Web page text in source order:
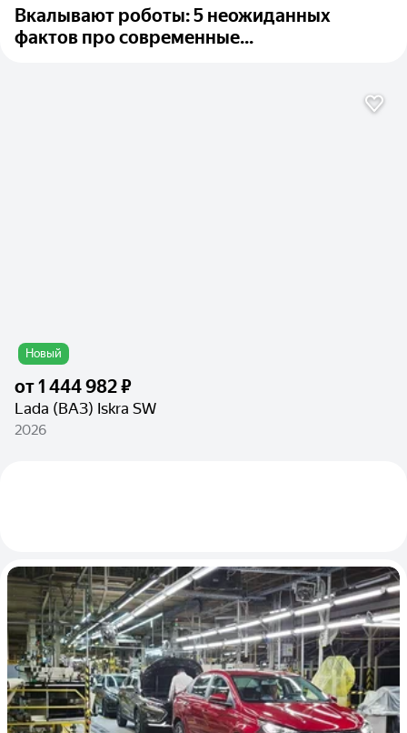
Вкалывают роботы: 5 неожиданных
фактов про современные...
Новый
от1 444 982 ₽
Lada (ВАЗ) Iskra SW
2026